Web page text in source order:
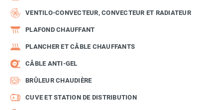
VENTILO-CONVECTEUR, CONVECTEUR ET RADIATEUR
PLAFOND CHAUFFANT
PLANCHER ET CÂBLE CHAUFFANTS
CÂBLE ANTI-GEL
BRÛLEUR CHAUDIÈRE
CUVE ET STATION DE DISTRIBUTION